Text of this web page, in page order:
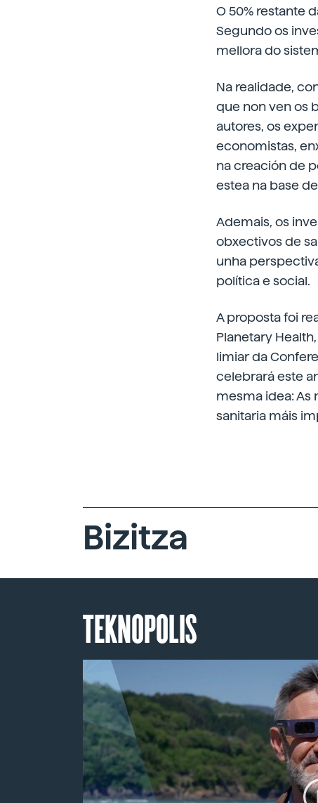
O 50% restante
Segundo os
mellora do
Na realidade,
que non ven os
autores, os
economistas,
na creación de
estea na base
Ademais, os
obxectivos de
unha
política e social.
A proposta foi
Planetary
limiar da
celebrará este
mesma idea: As
sanitaria máis
Bizitza
TEKNOPOLIS